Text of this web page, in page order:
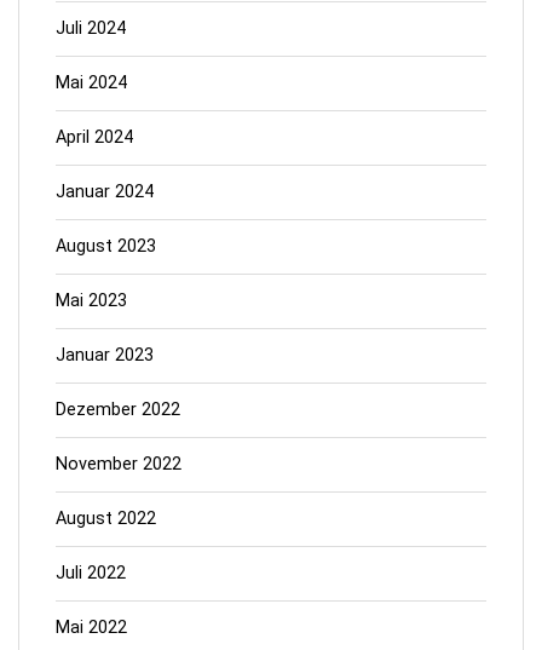
Juli 2024
Mai 2024
April 2024
Januar 2024
August 2023
Mai 2023
Januar 2023
Dezember 2022
November 2022
August 2022
Juli 2022
Mai 2022